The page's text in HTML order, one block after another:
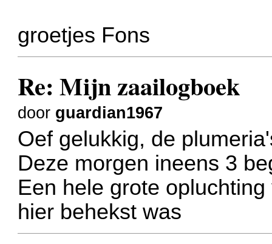
groetjes Fons
Re: Mijn zaailogboek
door guardian1967
Oef gelukkig, de
Deze morgen ineens 3
Een hele grote
hier behekst was